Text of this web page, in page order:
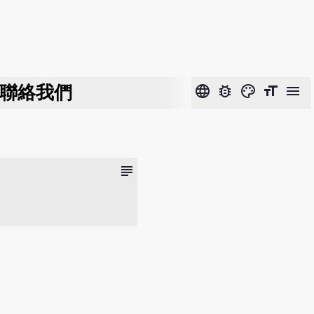
聯絡我們 language bug_report color_lens format_size menu
subject